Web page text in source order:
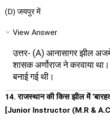
(D) जयपुर में
View Answer
उत्तर- (A) आनासागर झील
शासक अर्णोराज ने करवाया
बनाई गई थी।
14. राजस्थान की किस झील में
[Junior Instructor (M.R &